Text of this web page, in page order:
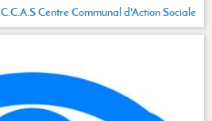
C.C.A.S Centre Communal d'Action Sociale